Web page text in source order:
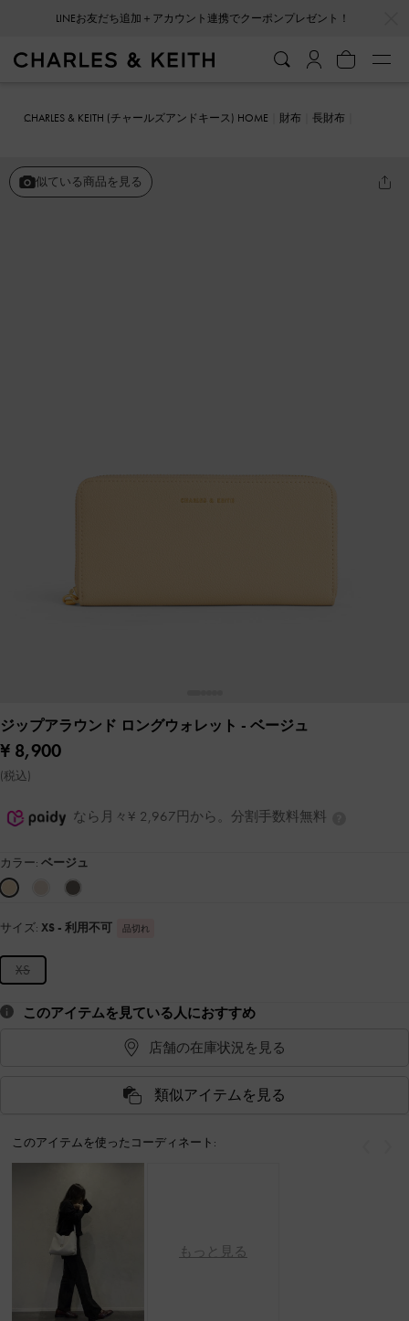
LINEお友だち追加＋アカウント連携でクーポンプレゼント！
CHARLES & KEITH (チャールズアンドキース) HOME 財布
長財布
似ている商品を見る
ジップアラウンド ロングウォレット - ベージュ
¥ 8,900
(税込)
なら月々¥ 2,967円から。分割手数料無料
カラー: ベージュ
サイズ: XS - 利用不可 品切れ
XS
このアイテムを見ている人におすすめ
店舗の在庫状況を見る
類似アイテムを見る
このアイテムを使ったコーディネート:
もっと見る